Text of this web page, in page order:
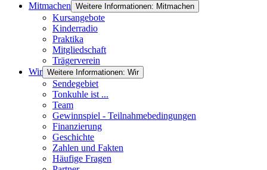
Mitmachen Weitere Informationen: Mitmachen
Kursangebote
Kinderradio
Praktika
Mitgliedschaft
Trägerverein
Wir Weitere Informationen: Wir
Sendegebiet
Tonkuhle ist ...
Team
Gewinnspiel - Teilnahmebedingungen
Finanzierung
Geschichte
Zahlen und Fakten
Häufige Fragen